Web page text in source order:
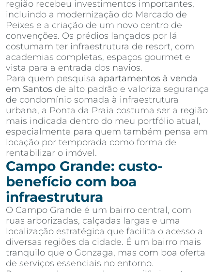
região recebeu investimentos importantes,
incluindo a modernização do Mercado de
Peixes e a criação de um novo centro de
convenções. Os prédios lançados por lá
costumam ter infraestrutura de resort, com
academias completas, espaços gourmet e
vista para a entrada dos navios.
Para quem pesquisa apartamentos à venda
em Santos de alto padrão e valoriza segurança
de condomínio somada à infraestrutura
urbana, a Ponta da Praia costuma ser a região
mais indicada dentro do meu portfólio atual,
especialmente para quem também pensa em
locação por temporada como forma de
rentabilizar o imóvel.
Campo Grande: custo-
benefício com boa
infraestrutura
O Campo Grande é um bairro central, com
ruas arborizadas, calçadas largas e uma
localização estratégica que facilita o acesso a
diversas regiões da cidade. É um bairro mais
tranquilo que o Gonzaga, mas com boa oferta
de serviços essenciais no entorno.